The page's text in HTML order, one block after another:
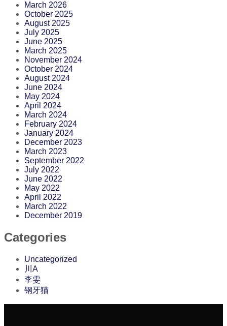
March 2026
October 2025
August 2025
July 2025
June 2025
March 2025
November 2024
October 2024
August 2024
June 2024
May 2024
April 2024
March 2024
February 2024
January 2024
December 2023
March 2023
September 2022
July 2022
June 2022
May 2022
April 2022
March 2022
December 2019
Categories
Uncategorized
川A
李雯
钢牙猫